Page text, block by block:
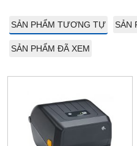
SẢN PHẨM TƯƠNG TỰ SẢN
SẢN PHẨM ĐÃ XEM